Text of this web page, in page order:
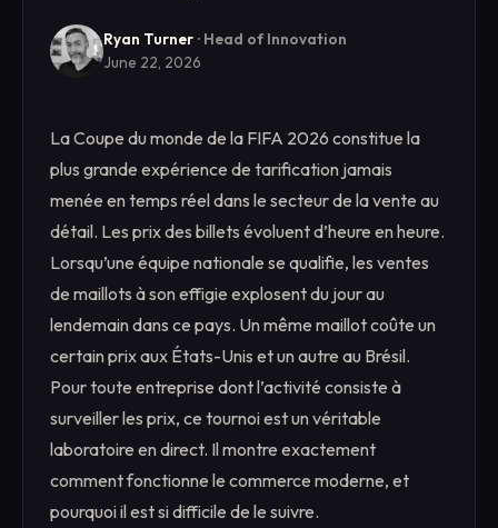
Ryan Turner · Head of Innovation
June 22, 2026
La Coupe du monde de la FIFA 2026 constitue la
plus grande expérience de tarification jamais
menée en temps réel dans le secteur de la vente au
détail. Les prix des billets évoluent d’heure en heure.
Lorsqu’une équipe nationale se qualifie, les ventes
de maillots à son effigie explosent du jour au
lendemain dans ce pays. Un même maillot coûte un
certain prix aux États-Unis et un autre au Brésil.
Pour toute entreprise dont l’activité consiste à
surveiller les prix, ce tournoi est un véritable
laboratoire en direct. Il montre exactement
comment fonctionne le commerce moderne, et
pourquoi il est si difficile de le suivre.